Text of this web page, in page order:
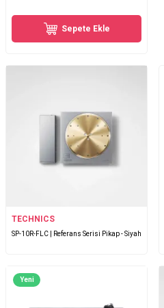
Sepete Ekle
TECHNICS
SP-10R-FLC | Referans Serisi Pikap - Siyah
Yeni